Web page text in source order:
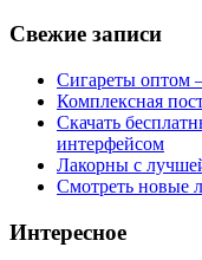
Свежие записи
Сигареты оптом
Комплексная
Скачать
интерфейсом
Лакорны с
Смотреть новые
Интересное